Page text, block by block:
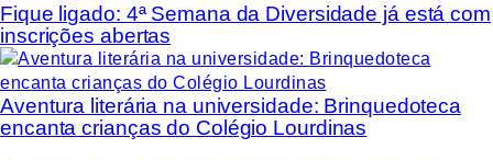
Fique ligado: 4ª Semana da Diversidade já está com
inscrições abertas
Aventura literária na universidade: Brinquedoteca
encanta crianças do Colégio Lourdinas